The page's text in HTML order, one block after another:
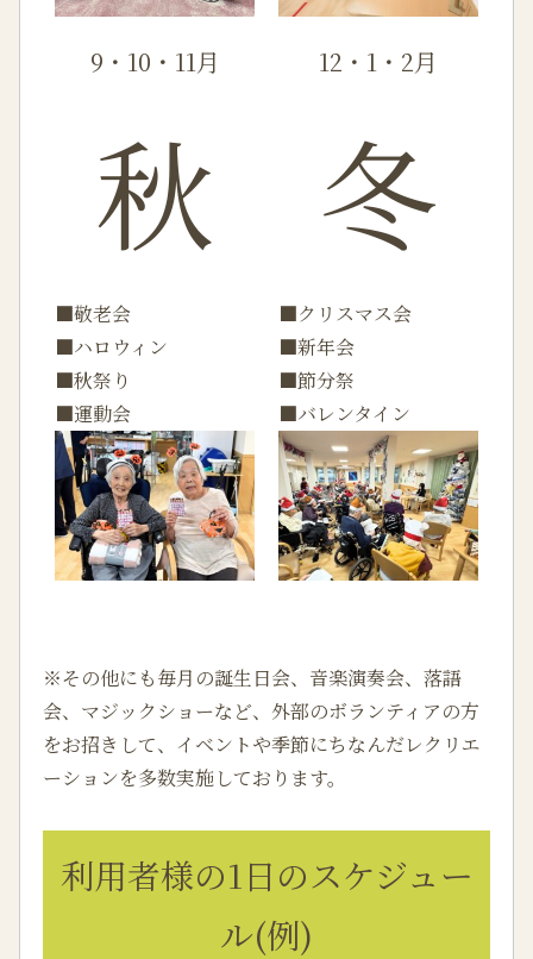
9・10・11月
秋
■敬老会
■ハロウィン
■秋祭り
■運動会
12・1・2月
冬
■クリスマス会
■新年会
■節分祭
■バレンタイン
※その他にも毎月の誕生日会、音楽演奏会、落語
会、マジックショーなど、外部のボランティアの方
をお招きして、イベントや季節にちなんだレクリエ
ーションを多数実施しております。
利用者様の1日のスケジュー
ル(例)